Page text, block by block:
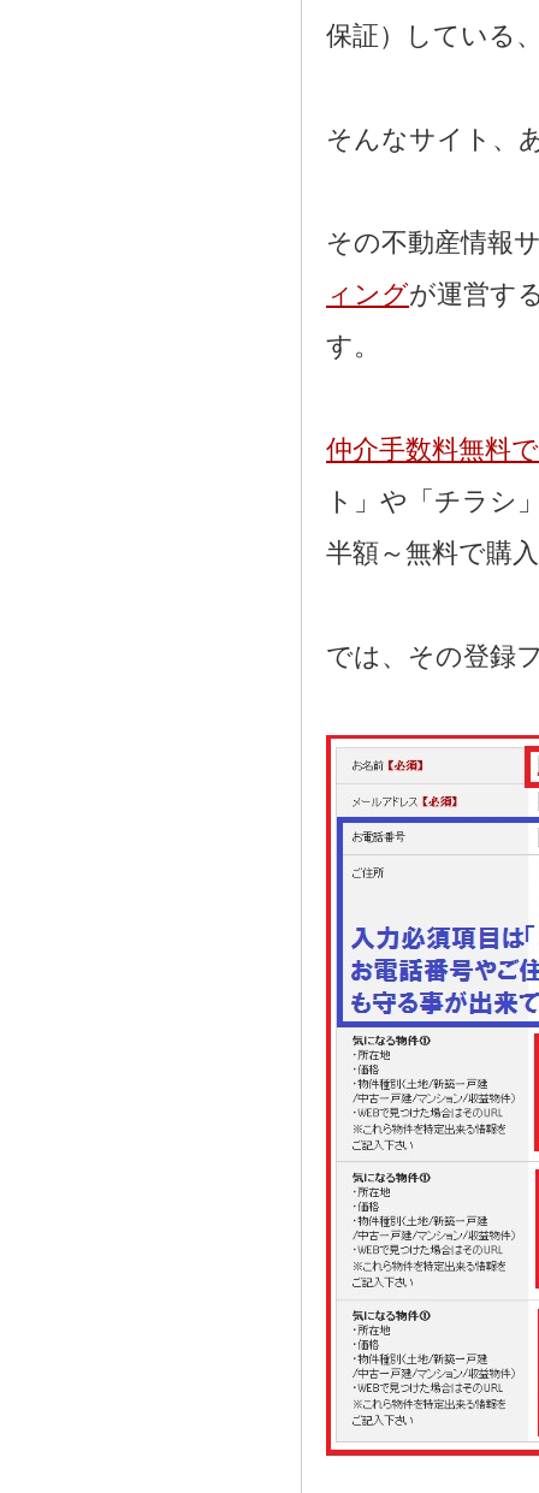
保証）している
そんなサイト、
その不動産情報
ィングが運営す
す。
仲介手数料無料
ト」や「チラシ
半額～無料で購
では、その登録